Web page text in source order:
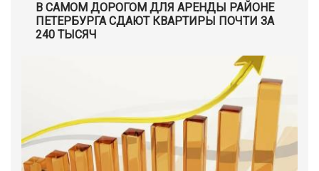
В САМОМ ДОРОГОМ ДЛЯ АРЕНДЫ РАЙОНЕ
ПЕТЕРБУРГА СДАЮТ КВАРТИРЫ ПОЧТИ ЗА
240 ТЫСЯЧ